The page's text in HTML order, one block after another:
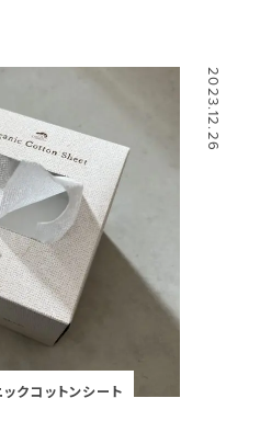
2023.12.26
クコットンシート